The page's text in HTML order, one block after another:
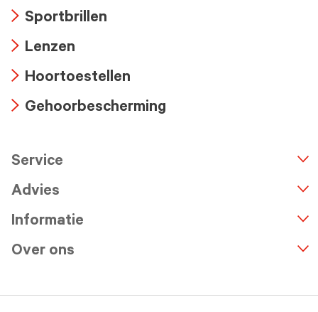
icon
icon
Sportbrillen
icon
Lenzen
icon
Hoortoestellen
Gehoorbescherming
Service
Advies
Informatie
Over ons